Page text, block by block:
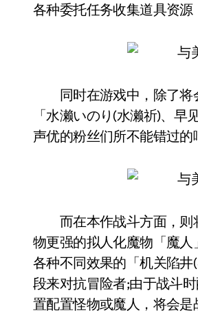
各种委托任务收集道具资源
同时在游戏中，除了将
「水濑いのり(水濑祈)、
声优的粉丝们所不能错过的
而在本作战斗方面，则
物更强的拟人化魔物「魔
各种不同效果的「机关陷
段来对抗冒险者;由于战斗
置配置怪物或魔人，将会